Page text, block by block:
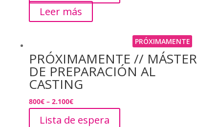
Leer más
PRÓXIMAMENTE
PRÓXIMAMENTE // MÁSTER
DE PREPARACIÓN AL
CASTING
800€– 2.100€
Lista de espera